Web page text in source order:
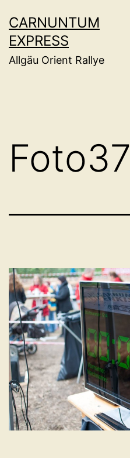
Inhalt
springen
CARNUNTUM
EXPRESS
Allgäu Orient Rallye
Foto37